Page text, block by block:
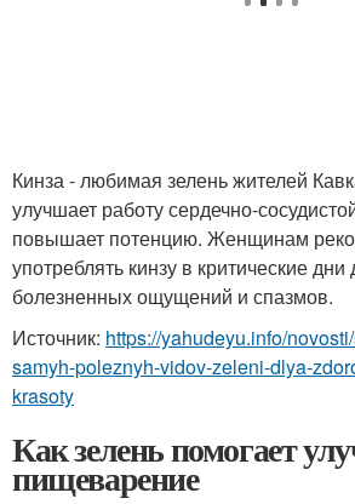
Кинза - любимая зелень жителей
улучшает работу сердечно-
повышает потенцию. Женщинам
употреблять кинзу в критические дни
болезненных ощущений и спазмов.
Источник: https://yahudeyu.info/
samyh-poleznyh-vidov-zeleni-dlya-
krasoty
Как зелень помогает
пищеварение